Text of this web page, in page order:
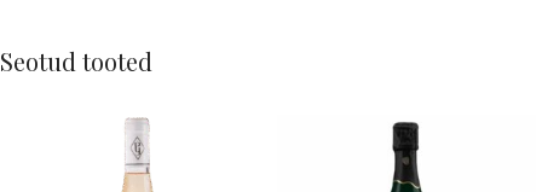
Seotud tooted